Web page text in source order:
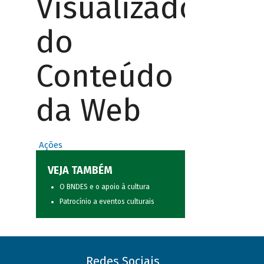
Visualizador
do
Conteúdo
da Web
Ações
VEJA TAMBÉM
O BNDES e o apoio à cultura
Patrocínio a eventos culturais
Redes Sociais